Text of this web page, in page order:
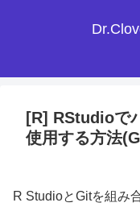
[R] RStudioで
使用する方法
R StudioとGitを組み